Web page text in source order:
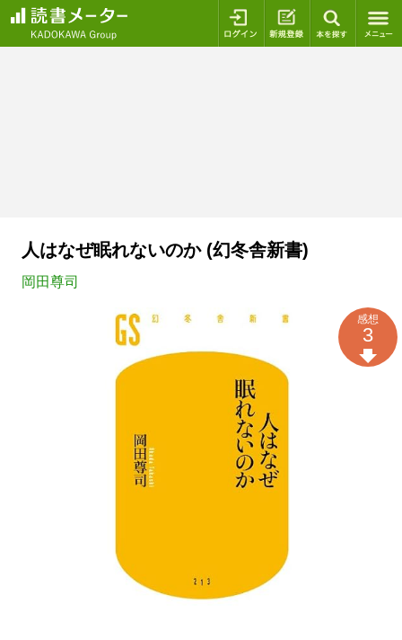
ログイン 新規登録
人はなぜ眠れないのか (幻冬舎新書)
岡田尊司
感想
3